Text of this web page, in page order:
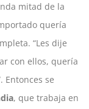
mitad de la
quería
“Les dije
con ellos, quería
Entonces se
, que trabaja en